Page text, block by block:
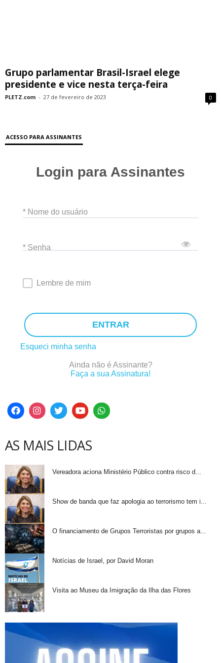
Grupo parlamentar Brasil-Israel elege
presidente e vice nesta terça-feira
PLETZ.com - 27 de fevereiro de 2023 0
ACESSO PARA ASSINANTES
Login para Assinantes
* Nome do usuário
* Senha
Lembre de mim
ENTRAR
Esqueci minha senha
Ainda não é Assinante?
Faça a sua Assinatura!
AS MAIS LIDAS
Vereadora aciona Ministério Público contra risco d...
Show de banda que faz apologia ao terrorismo tem i...
O financiamento de Grupos Terroristas por grupos a...
Notícias de Israel, por David Moran
Visita ao Museu da Imigração da Ilha das Flores